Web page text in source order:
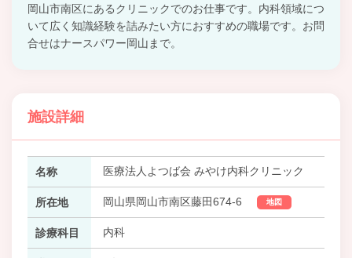
岡山市南区にあるクリニックでのお仕事です。内科領域につ
いて広く知識経験を詰みたい方におすすめの職場です。お問
合せはナースパワー岡山まで。
施設詳細
名称 医療法人よつば会 みやけ内科クリニック
所在地 岡山県岡山市南区藤田674-6 地図
診療科目 内科